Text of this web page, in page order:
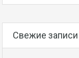
Свежие записи